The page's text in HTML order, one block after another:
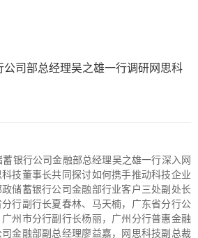
公司部总经理吴之雄一行调研网思科
银行公司金融部总经理吴之雄一行深入网
技董事长共同探讨如何携手推动科技企业
储蓄银行公司金融部行业客户三处副处长
行副行长夏春林、马天楠，广东省分行公
州市分行副行长杨丽，广州分行普惠金融
金融部副总经理廖益嘉，网思科技副总裁